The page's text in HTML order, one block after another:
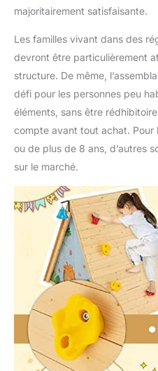
majoritairement satisfaisante.
Les familles vivant dans des
devront être particulièrement
structure. De même,
défi pour les personnes peu
éléments, sans être
compte avant tout achat. Pour
ou de plus de 8 ans, d’autres
sur le marché.